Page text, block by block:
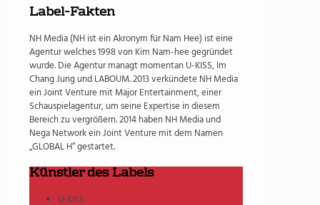
Label-Fakten
NH Media (NH ist ein Akronym für Nam Hee) ist eine
Agentur welches 1998 von Kim Nam-hee gegründet
wurde. Die Agentur managt momentan U-KISS, Im
Chang Jung und LABOUM. 2013 verkündete NH Media
ein Joint Venture mit Major Entertainment, einer
Schauspielagentur, um seine Expertise in diesem
Bereich zu vergrößern. 2014 haben NH Media und
Nega Network ein Joint Venture mit dem Namen
„GLOBAL H“ gestartet.
Künstler des Labels
U-KISS